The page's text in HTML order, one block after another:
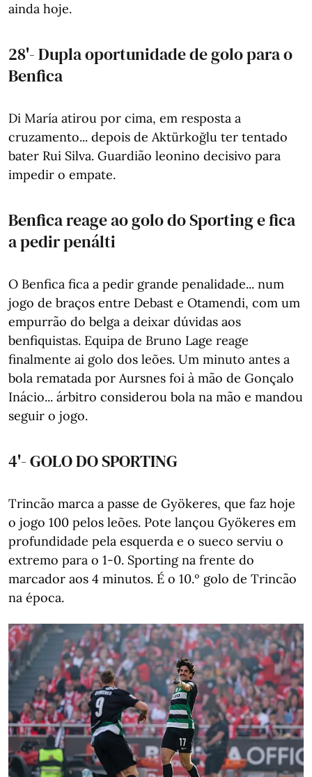
ainda hoje.
28'- Dupla oportunidade de golo para o
Benfica
Di María atirou por cima, em resposta a
cruzamento... depois de Aktürkoğlu ter tentado
bater Rui Silva. Guardião leonino decisivo para
impedir o empate.
Benfica reage ao golo do Sporting e fica
a pedir penálti
O Benfica fica a pedir grande penalidade... num
jogo de braços entre Debast e Otamendi, com um
empurrão do belga a deixar dúvidas aos
benfiquistas. Equipa de Bruno Lage reage
finalmente ai golo dos leões. Um minuto antes a
bola rematada por Aursnes foi à mão de Gonçalo
Inácio... árbitro considerou bola na mão e mandou
seguir o jogo.
4'- GOLO DO SPORTING
Trincão marca a passe de Gyökeres, que faz hoje
o jogo 100 pelos leões. Pote lançou Gyökeres em
profundidade pela esquerda e o sueco serviu o
extremo para o 1-0. Sporting na frente do
marcador aos 4 minutos. É o 10.º golo de Trincão
na época.